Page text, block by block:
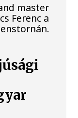
master
Ferenc a